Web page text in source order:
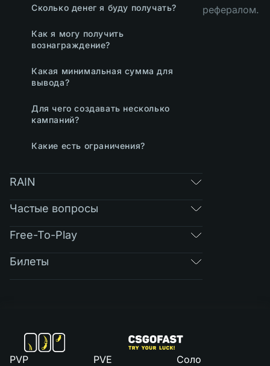
Сколько денег я буду получать?
Как я могу получить
вознаграждение?
Какая минимальная сумма для
вывода?
Для чего создавать несколько
кампаний?
Какие есть ограничения?
RAIN
Частые вопросы
Free-To-Play
Билеты
рефералом.
PVP PVE Соло